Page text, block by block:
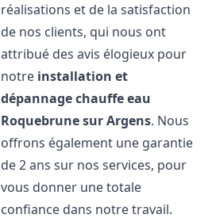
réalisations et de la satisfaction
de nos clients, qui nous ont
attribué des avis élogieux pour
notre installation et
dépannage chauffe eau
Roquebrune sur Argens. Nous
offrons également une garantie
de 2 ans sur nos services, pour
vous donner une totale
confiance dans notre travail.